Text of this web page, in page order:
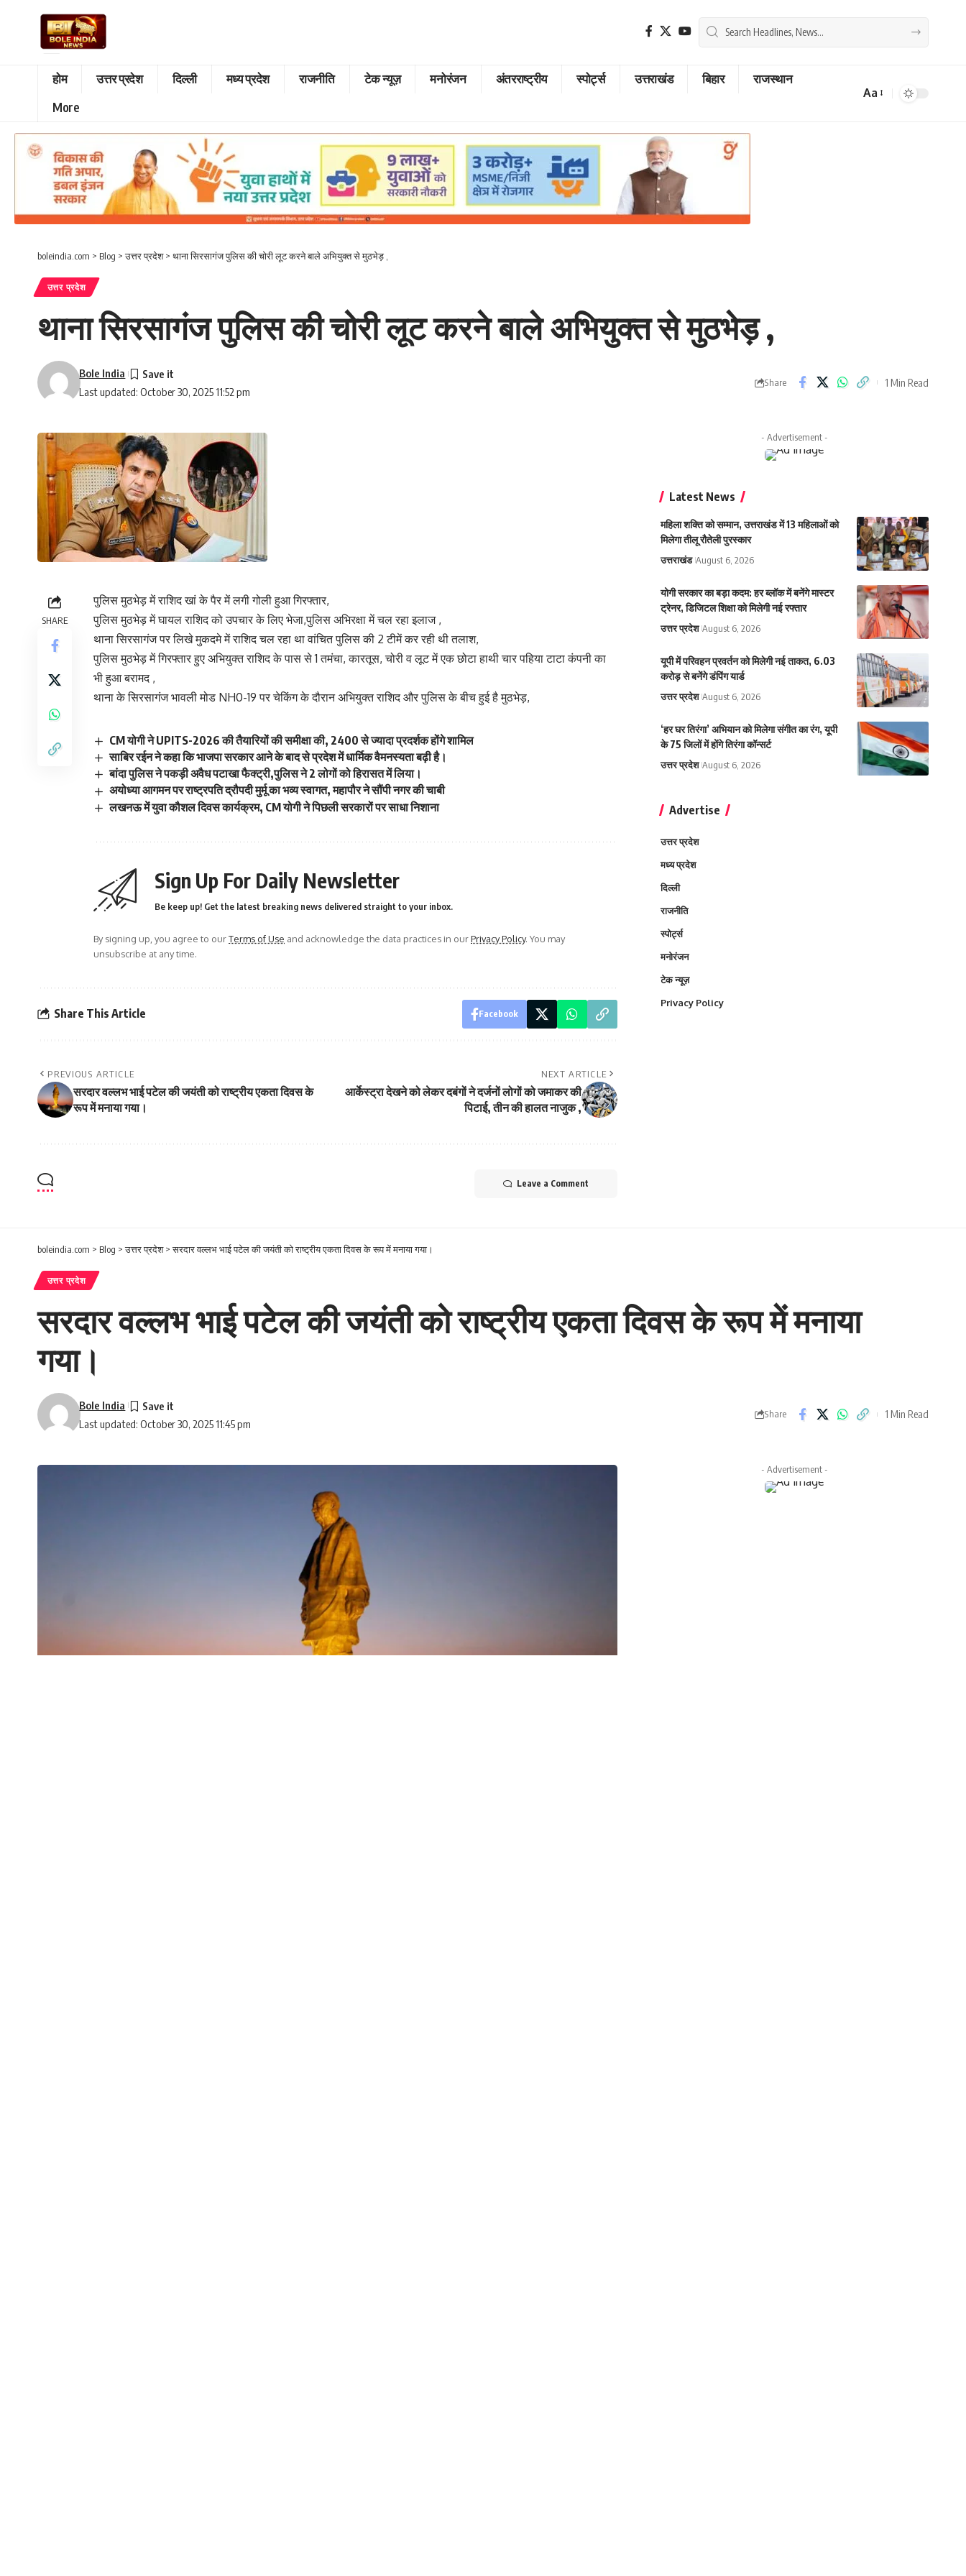
होम उत्तर प्रदेश दिल्ली मध्य प्रदेश राजनीति टेक न्यूज़ मनोरंजन अंतरराष्ट्रीय स्पोर्ट्स उत्तराखंड बिहार
राजस्थान
More
Font
Aa
boleindia.com > Blog >उत्तर प्रदेश> थाना सिरसागंज पुलिस की चोरी लूट करने बाले अभियुक्त से मुठभेड़ ,
उत्तर प्रदेश
थाना सिरसागंज पुलिस की चोरी लूट करने बाले अभियुक्त से मुठभेड़ ,
Last updated: October 30, 2025 11:52 pm
Bole India
Share 1 Min Read
SHARE
पुलिस मुठभेड़ में राशिद खां के पैर में लगी गोली हुआ गिरफ्तार,
पुलिस मुठभेड़ में घायल राशिद को उपचार के लिए भेजा,पुलिस अभिरक्षा में चल रहा इलाज ,
थाना सिरसागंज पर लिखे मुकदमे में राशिद चल रहा था वांचित पुलिस की 2 टीमें कर रही थी तलाश,
पुलिस मुठभेड़ में गिरफ्तार हुए अभियुक्त राशिद के पास से 1 तमंचा, कारतूस, चोरी व लूट में एक छोटा हाथी चार पहिया टाटा कंपनी का
भी हुआ बरामद ,
थाना के सिरसागंज भावली मोड NH0-19 पर चेकिंग के दौरान अभियुक्त राशिद और पुलिस के बीच हुई है मुठभेड़,
CM योगी ने UPITS-2026 की तैयारियों की समीक्षा की, 2400 से ज्यादा प्रदर्शक होंगे शामिल
साबिर रईन ने कहा कि भाजपा सरकार आने के बाद से प्रदेश में धार्मिक वैमनस्यता बढ़ी है।
बांदा पुलिस ने पकड़ी अवैध पटाखा फैक्ट्री,पुलिस ने 2 लोगों को हिरासत में लिया।
अयोध्या आगमन पर राष्ट्रपति द्रौपदी मुर्मू का भव्य स्वागत, महापौर ने सौंपी नगर की चाबी
लखनऊ में युवा कौशल दिवस कार्यक्रम, CM योगी ने पिछली सरकारों पर साधा निशाना
Sign Up For Daily Newsletter
Be keep up! Get the latest breaking news delivered straight to your inbox.
By signing up, you agree to ourTerms of Use and acknowledge the data practices in ourPrivacy Policy. You may
unsubscribe at any time.
Share This Article Facebook
PREVIOUS ARTICLE
सरदार वल्लभ भाई पटेल की जयंती को राष्ट्रीय एकता दिवस के
रूप में मनाया गया।
NEXT ARTICLE
आर्केस्ट्रा देखने को लेकर दबंगों ने दर्जनों लोगों को जमाकर की
पिटाई, तीन की हालत नाजुक ,
Leave a Comment
- Advertisement -
Latest News
महिला शक्ति को सम्मान, उत्तराखंड में 13 महिलाओं को
मिलेगा तीलू रौतेली पुरस्कार
उत्तराखंड August 6, 2026
योगी सरकार का बड़ा कदम: हर ब्लॉक में बनेंगे मास्टर
ट्रेनर, डिजिटल शिक्षा को मिलेगी नई रफ्तार
उत्तर प्रदेश August 6, 2026
यूपी में परिवहन प्रवर्तन को मिलेगी नई ताकत, 6.03
करोड़ से बनेंगे डंपिंग यार्ड
उत्तर प्रदेश August 6, 2026
‘हर घर तिरंगा’ अभियान को मिलेगा संगीत का रंग, यूपी
के 75 जिलों में होंगे तिरंगा कॉन्सर्ट
उत्तर प्रदेश August 6, 2026
Advertise
उत्तर प्रदेश
मध्य प्रदेश
दिल्ली
राजनीति
स्पोर्ट्स
मनोरंजन
टेक न्यूज़
Privacy Policy
boleindia.com > Blog >उत्तर प्रदेश>सरदार वल्लभ भाई पटेल की जयंती को राष्ट्रीय एकता दिवस के रूप में मनाया गया।
उत्तर प्रदेश
सरदार वल्लभ भाई पटेल की जयंती को राष्ट्रीय एकता दिवस के रूप में मनाया
गया।
Last updated: October 30, 2025 11:45 pm
Bole India
Share 1 Min Read
- Advertisement -